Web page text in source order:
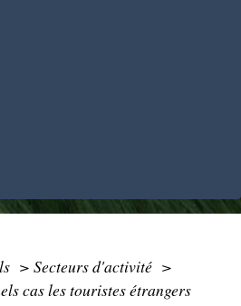
> Secteurs d'activité >
cas les touristes étrangers